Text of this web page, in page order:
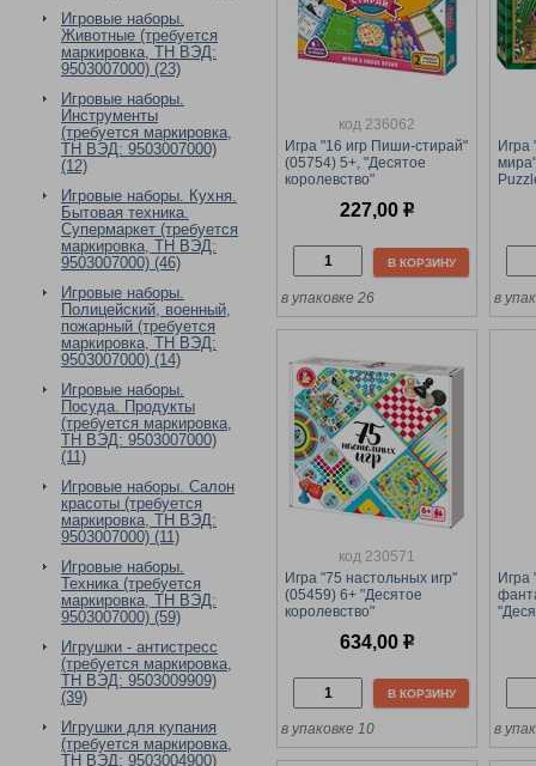
Игровые наборы.
Животные (требуется
маркировка, ТН ВЭД:
9503007000) (23)
Игровые наборы.
Инструменты
(требуется маркировка,
ТН ВЭД: 9503007000)
(12)
Игровые наборы. Кухня.
Бытовая техника.
Супермаркет (требуется
маркировка, ТН ВЭД:
9503007000) (46)
Игровые наборы.
Полицейский, военный,
пожарный (требуется
маркировка, ТН ВЭД:
9503007000) (14)
Игровые наборы.
Посуда. Продукты
(требуется маркировка,
ТН ВЭД: 9503007000)
(11)
Игровые наборы. Салон
красоты (требуется
маркировка, ТН ВЭД:
9503007000) (11)
Игровые наборы.
Техника (требуется
маркировка, ТН ВЭД:
9503007000) (59)
Игрушки - антистресс
(требуется маркировка,
ТН ВЭД: 9503009909)
(39)
Игрушки для купания
(требуется маркировка,
ТН ВЭД: 9503004900)
код 236062
Игра "16 игр Пиши-стирай"
(05754) 5+, "Десятое
королевство"
227,00 р
В КОРЗИНУ
в упаковке 26
Игра
в
код 230571
Игра "75 настольных игр"
(05459) 6+ "Десятое
королевство"
634,00 р
В КОРЗИНУ
в упаковке 10
Игра
в